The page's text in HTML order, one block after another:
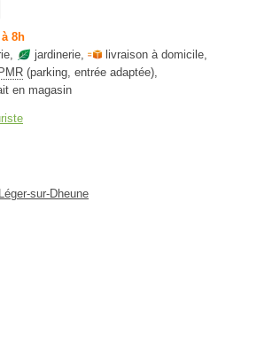
8h
, jardinerie, livraison à domicile,
PMR (parking, entrée adaptée),
en magasin
sur-Dheune